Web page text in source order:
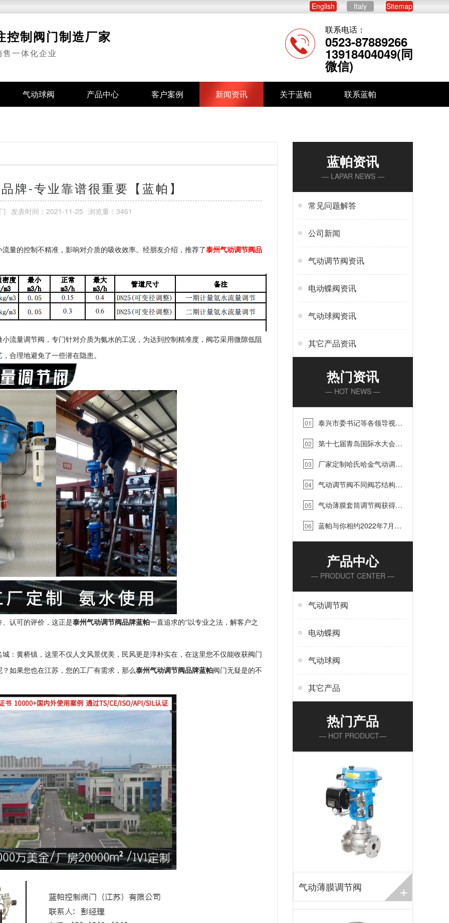
English Italy Sitemap
控制阀门制造厂家
一体化企业
联系电话：
0523-87889266
13918404049(同
微信)
气动球阀 产品中心 客户案例 新闻资讯 关于蓝帕 联系蓝帕
牌-专业靠谱很重要【蓝帕】
发表时间： 2021-11-25 浏览量：3461
量的控制不精准，影响对介质的吸收效率。经朋友介绍，推荐了泰州气动调节阀品
流量调节阀，专门针对介质为氨水的工况，为达到控制精准度，阀芯采用微隙低阻
合理地避免了一些潜在隐患。
认可的评价，这正是泰州气动调节阀品牌蓝帕一直追求的“以专业之法，解客户之
：黄桥镇，这里不仅人文风景优美，民风更是淳朴实在，在这里您不仅能收获阀门
如果您也在江苏，您的工厂有需求，那么泰州气动调节阀品牌蓝帕阀门无疑是的不
蓝帕资讯
— LAPAR NEWS —
常见问题解答
公司新闻
气动调节阀资讯
电动蝶阀资讯
气动球阀资讯
其它产品资讯
热门资讯
— HOT NEWS —
01
泰兴市委书记等各领导视察
02
第十七届青岛国际水大会青
诚邀您的到来！…
03
厂家定制哈氏哈金气动调节
04
气动调节阀不同阀芯结构的
05
气动薄膜套筒调节阀获得江
目奖…
06
蓝帕与你相约2022年7月
产品中心
— PRODUCT CENTER —
气动调节阀
电动蝶阀
气动球阀
其它产品
热门产品
— HOT PRODUCT—
气动薄膜调节阀 +